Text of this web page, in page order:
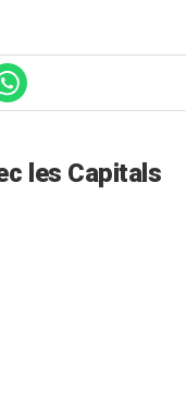
les Capitals